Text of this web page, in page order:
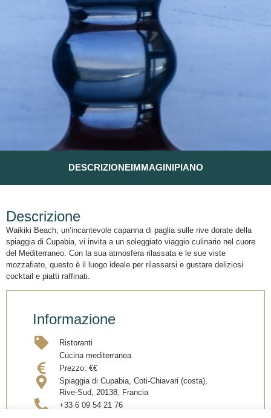
DESCRIZIONEIMMAGINIPIANO
Descrizione
Waikiki Beach, un’incantevole capanna di paglia sulle rive dorate della
spiaggia di Cupabia, vi invita a un soleggiato viaggio culinario nel cuore
del Mediterraneo. Con la sua atmosfera rilassata e le sue viste
mozzafiato, questo è il luogo ideale per rilassarsi e gustare deliziosi
cocktail e piatti raffinati.
Informazione
Ristoranti
Cucina mediterranea
Prezzo: €€
Spiaggia di Cupabia, Coti-Chiavari (costa),
Rive-Sud, 20138, Francia
+33 6 09 54 21 76